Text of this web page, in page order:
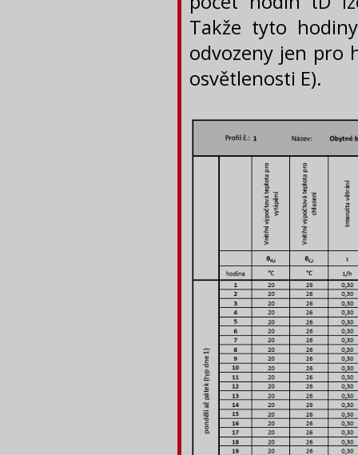
Takže tyto
odvozeny jen pro
osvětlenosti E).